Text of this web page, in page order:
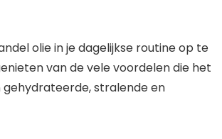
olie in je dagelijkse routine op te
van de vele voordelen die het
gehydrateerde, stralende en